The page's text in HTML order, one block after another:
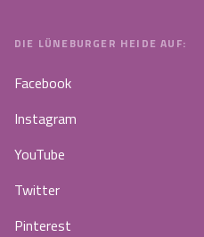
DIE LÜNEBURGER HEIDE AUF:
Facebook
Instagram
YouTube
Twitter
Pinterest